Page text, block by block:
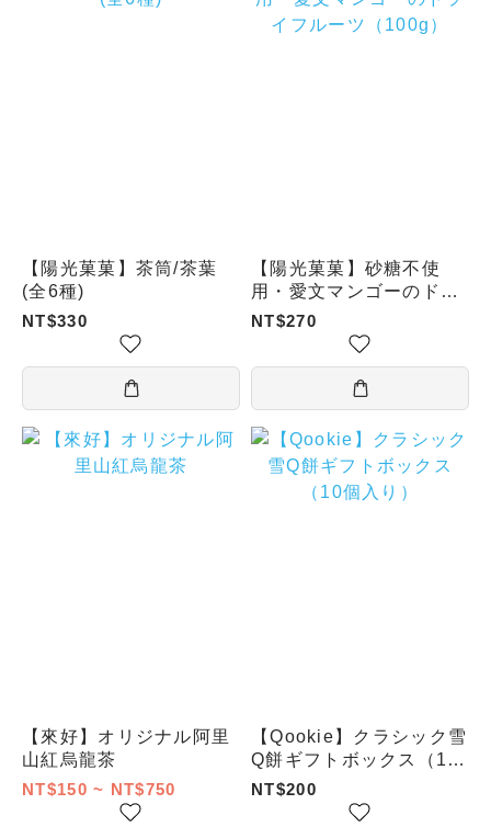
【陽光菓菓】茶筒/茶葉
(全6種)
NT$330
【陽光菓菓】砂糖不使
用・愛文マンゴーのドラ
イフルーツ（100g）
NT$270
【來好】オリジナル阿里
山紅烏龍茶
NT$150 ~ NT$750
【Qookie】クラシック雪
Q餅ギフトボックス（10
個入り）
NT$200